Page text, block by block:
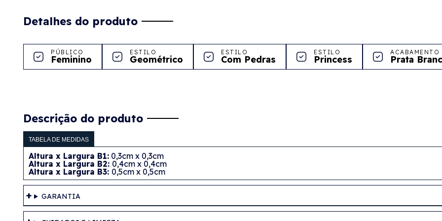
Detalhes do produto
PÚBLICO
Feminino
ESTILO
Geométrico
ESTILO
Com Pedras
ESTILO
Princess
ACABAMENTO
Prata
Descrição do produto
TABELA DE MEDIDAS
Altura x Largura B1: 0,3cm x 0,3cm
Altura x Largura B2: 0,4cm x 0,4cm
Altura x Largura B3: 0,5cm x 0,5cm
GARANTIA